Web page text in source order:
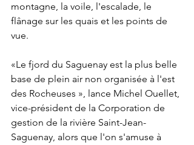
montagne, la voile, l'escalade, le
flânage sur les quais et les points de
vue.
«Le fjord du Saguenay est la plus belle
base de plein air non organisée à l'est
des Rocheuses », lance Michel Ouellet,
vice-président de la Corporation de
gestion de la rivière Saint-Jean-
Saguenay, alors que l'on s'amuse à